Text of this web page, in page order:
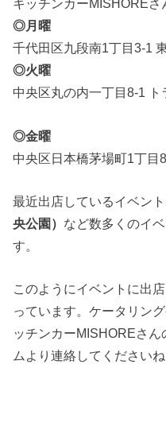
キッチンカーMISHORE
◎月曜
千代田区九段南1丁目3-1
◎火曜
中央区丸の内一丁目8-1 ト
◎金曜
中央区日本橋茅場町1丁目
最近出店しているイベン
央公園） など数多くのイ
す。
このようにイベントに出
っています。ケータリン
ッチンカーMISHOREさ
ムより連絡してくださいね